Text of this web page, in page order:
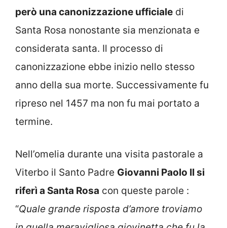
però una canonizzazione ufficiale di
Santa Rosa nonostante sia menzionata e
considerata santa. Il processo di
canonizzazione ebbe inizio nello stesso
anno della sua morte. Successivamente fu
ripreso nel 1457 ma non fu mai portato a
termine.
Nell’omelia durante una visita pastorale a
Viterbo il Santo Padre Giovanni Paolo II si
riferì a Santa Rosa con queste parole :
“Quale grande risposta d’amore troviamo